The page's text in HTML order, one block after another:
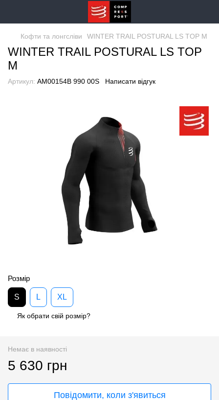
Кофти та лонгсліви WINTER TRAIL POSTURAL LS TOP M
WINTER TRAIL POSTURAL LS TOP
M
Артикул: AM00154B 990 00S Написати відгук
Розмір
S L XL
Як обрати свій розмір?
Немає в наявності
5 630 грн
Повідомити, коли з'явиться